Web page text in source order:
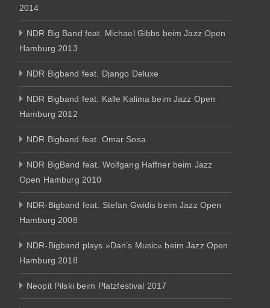
2014
NDR Big Band feat. Michael Gibbs beim Jazz Open
Hamburg 2013
NDR Bigband feat. Django Deluxe
NDR Bigband feat. Kalle Kalima beim Jazz Open
Hamburg 2012
NDR Bigband feat. Omar Sosa
NDR BigBand feat. Wolfgang Haffner beim Jazz
Open Hamburg 2010
NDR-Bigband feat. Stefan Gwidis beim Jazz Open
Hamburg 2008
NDR-Bigband plays »Dan’s Music« beim Jazz Open
Hamburg 2018
Neopit Pilski beim Platzfestival 2017